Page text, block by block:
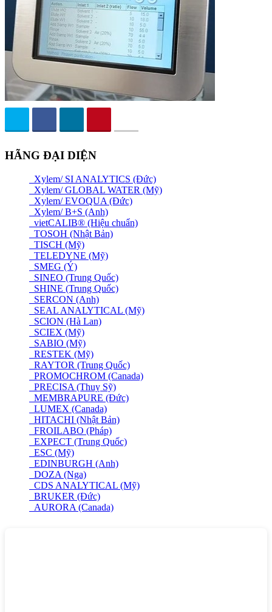
HÃNG ĐẠI DIỆN
Xylem/ SI ANALYTICS (Đức)
Xylem/ GLOBAL WATER (Mỹ)
Xylem/ EVOQUA (Đức)
Xylem/ B+S (Anh)
vietCALIB® (Hiệu chuẩn)
TOSOH (Nhật Bản)
TISCH (Mỹ)
TELEDYNE (Mỹ)
SMEG (Ý)
SINEO (Trung Quốc)
SHINE (Trung Quốc)
SERCON (Anh)
SEAL ANALYTICAL (Mỹ)
SCION (Hà Lan)
SCIEX (Mỹ)
SABIO (Mỹ)
RESTEK (Mỹ)
RAYTOR (Trung Quốc)
PROMOCHROM (Canada)
PRECISA (Thuỵ Sỹ)
MEMBRAPURE (Đức)
LUMEX (Canada)
HITACHI (Nhật Bản)
FROILABO (Pháp)
EXPECT (Trung Quốc)
ESC (Mỹ)
EDINBURGH (Anh)
DOZA (Nga)
CDS ANALYTICAL (Mỹ)
BRUKER (Đức)
AURORA (Canada)